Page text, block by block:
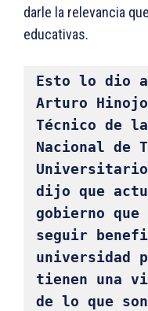
darle la relevancia
educativas.
Esto lo dio
Arturo
Técnico de
Nacional de
dijo que
gobierno que
seguir
universidad
tienen una
de lo que